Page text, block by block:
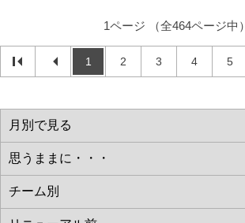
1ページ （全464ページ中）
1 2 3 4 5